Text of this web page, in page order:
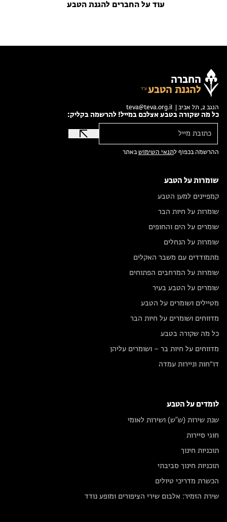
עוד על החברים להגנת הטבע
החברה
להגנת הטבע
הנגב 2, תל אביב | teva@teva.org.il
כל מה שקורה בטבע אצלכם במייל! להרשמה בקליק:
ההרשמה בכפוף לתנאי השימושבאתר
שומרות על הטבע
קמפיינים למען הטבע
שומרות על חיות הבר
שומרים על הים והחופים
שומרות על הנחלים
מתמודדים עם משבר האקלים
שומרות על המרחבים הפתוחים
שומרים על הטבע בעיר
מטיילים ושומרים על הטבע
מדווחים ושומרים על חיות הבר
כל מה שקורה בטבע
מדווחים על חיות בר – ושומרים עליהן
דו״חות וניירות עמדה
לומדים על הטבע
שנת שירות (ש"ש) ושירות לאומי
חוגי סיירות
תוכניות חינוך
תוכניות חינוך סביבתי
הכשרת מדריכי טיולים
שירת הזמיר: אלבום שירי הציפורים ומופע נודד